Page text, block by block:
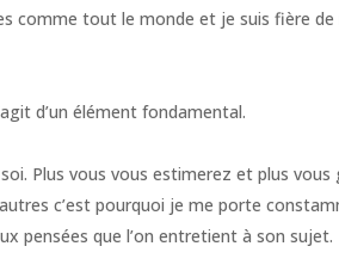
comme tout le monde et je suis fière
d’un élément fondamental.
Plus vous vous estimerez et plus vous
c’est pourquoi je me porte
pensées que l’on entretient à son sujet.